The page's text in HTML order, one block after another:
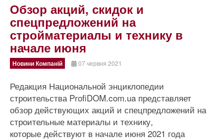
Обзор акций, скидок и
спецпредложений на
стройматериалы и технику в
начале июня
Новини Компаній 07 червня 2021
Редакция Национальной энциклопедии
строительства ProfiDOM.com.ua представляет
обзор действующих акций и спецпредложений на
строительные материалы и технику,
которые действуют в начале июня 2021 года